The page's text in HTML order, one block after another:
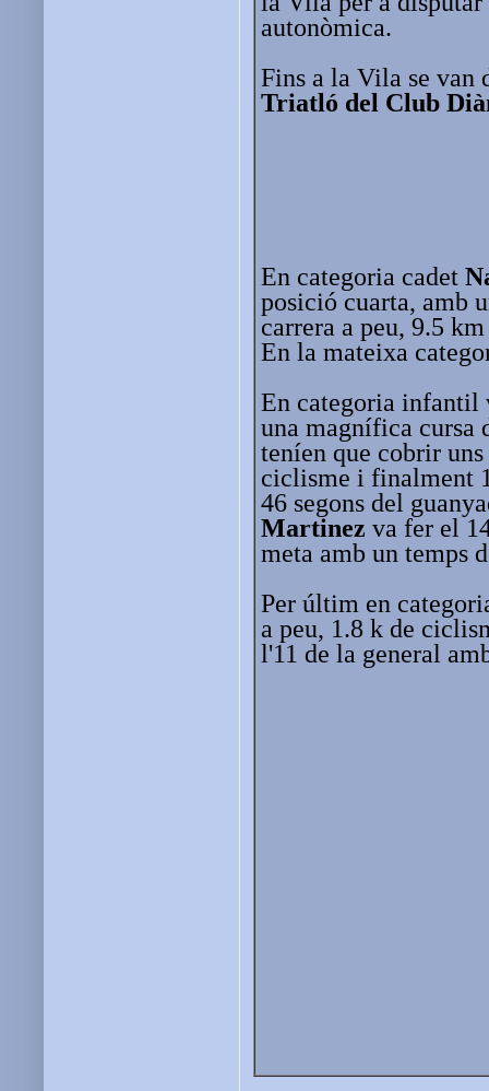
autonòmica.
Fins a la Vila se van
Triatló del Club
En categoria cadet
posició cuarta, amb
carrera a peu, 9.5
En la mateixa
En categoria infantil
una magnífica cursa
teníen que cobrir
ciclisme i finalment
46 segons del
Martinez va fer el
meta amb un temps
Per últim en
a peu, 1.8 k de
l'11 de la general